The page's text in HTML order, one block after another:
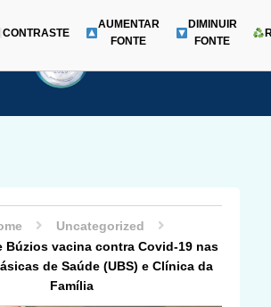
Menu
CONTRASTE
AUMENTAR
FONTE
DIMINUIR
FONTE
Uncategorized
Búzios vacina contra Covid-19 nas
de Saúde (UBS) e Clínica da
Família